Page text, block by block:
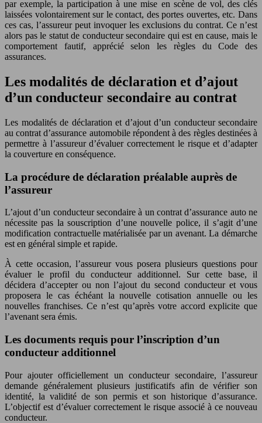
par exemple, la participation à une mise en scène de vol, des clés
laissées volontairement sur le contact, des portes ouvertes, etc. Dans
ces cas, l’assureur peut invoquer les exclusions du contrat. Ce n’est
alors pas le statut de conducteur secondaire qui est en cause, mais le
comportement fautif, apprécié selon les règles du Code des
assurances.
Les modalités de déclaration et d’ajout
d’un conducteur secondaire au contrat
Les modalités de déclaration et d’ajout d’un conducteur secondaire
au contrat d’assurance automobile répondent à des règles destinées à
permettre à l’assureur d’évaluer correctement le risque et d’adapter
la couverture en conséquence.
La procédure de déclaration préalable auprès de
l’assureur
L’ajout d’un conducteur secondaire à un contrat d’assurance auto ne
nécessite pas la souscription d’une nouvelle police, il s’agit d’une
modification contractuelle matérialisée par un avenant. La démarche
est en général simple et rapide.
À cette occasion, l’assureur vous posera plusieurs questions pour
évaluer le profil du conducteur additionnel. Sur cette base, il
décidera d’accepter ou non l’ajout du second conducteur et vous
proposera le cas échéant la nouvelle cotisation annuelle ou les
nouvelles franchises. Ce n’est qu’après votre accord explicite que
l’avenant sera émis.
Les documents requis pour l’inscription d’un
conducteur additionnel
Pour ajouter officiellement un conducteur secondaire, l’assureur
demande généralement plusieurs justificatifs afin de vérifier son
identité, la validité de son permis et son historique d’assurance.
L’objectif est d’évaluer correctement le risque associé à ce nouveau
conducteur.